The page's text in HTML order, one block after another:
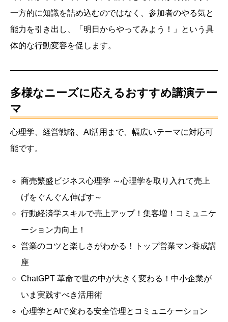
一方的に知識を詰め込むのではなく、参加者のやる気と
能力を引き出し、「明日からやってみよう！」という具
体的な行動変容を促します。
多様なニーズに応えるおすすめ講演テー
マ
心理学、経営戦略、AI活用まで、幅広いテーマに対応可
能です。
商売繁盛ビジネス心理学 ～心理学を取り入れて売上
げをぐんぐん伸ばす～
行動経済学スキルで売上アップ！集客増！コミュニケ
ーション力向上！
営業のコツと楽しさがわかる！トップ営業マン養成講
座
ChatGPT 革命で世の中が大きく変わる！中小企業が
いま実践すべき活用術
心理学とAIで変わる安全管理とコミュニケーション